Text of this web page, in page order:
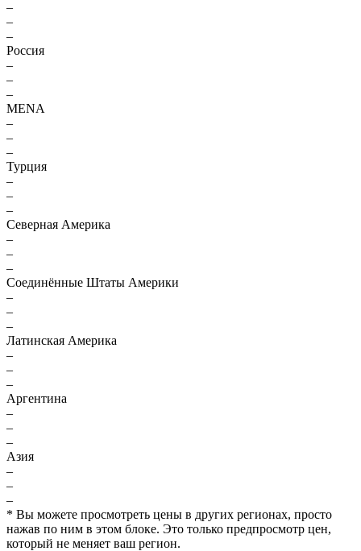
–
–
–
Россия
–
–
–
MENA
–
–
–
Турция
–
–
–
Северная Америка
–
–
–
Соединённые Штаты Америки
–
–
–
Латинская Америка
–
–
–
Аргентина
–
–
–
Азия
–
–
–
* Вы можете просмотреть цены в других регионах, просто
нажав по ним в этом блоке. Это только предпросмотр цен,
который не меняет ваш регион.